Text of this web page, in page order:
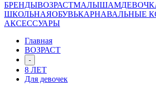
БРЕНДЫВОЗРАСТМАЛЫШАМ
ШКОЛЬНАЯОБУВЬКАРНАВАЛЬНЫЕ
АКСЕССУАРЫ
Главная
ВОЗРАСТ
-
8 ЛЕТ
Для девочек